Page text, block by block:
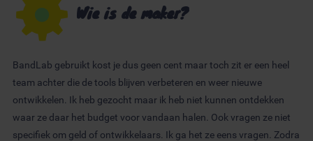
Wie is de maker?
BandLab gebruikt kost je dus geen cent maar toch zit er een heel
team achter die de tools blijven verbeteren en weer nieuwe
ontwikkelen. Ik heb gezocht maar ik heb niet kunnen ontdekken
waar ze daar het budget voor vandaan halen. Ook vragen ze niet
specifiek om geld of ontwikkelaars. Ik ga het ze eens vragen. Zodra